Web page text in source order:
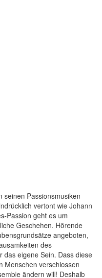
seinen Passionsmusiken
vertont wie Johann
Passion geht es um
Geschehen. Hörende
angeboten,
des
das eigene Sein. Dass diese
Menschen verschlossen
ändern will! Deshalb